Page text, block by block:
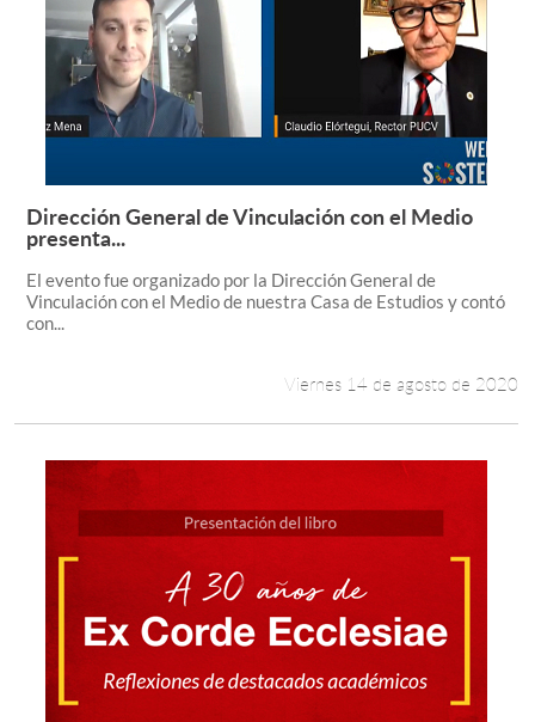
Leer más +
Dirección General de Vinculación con el Medio
presenta...
El evento fue organizado por la Dirección General de
Vinculación con el Medio de nuestra Casa de Estudios y contó
con...
Viernes 14 de agosto de 2020